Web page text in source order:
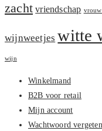
zacht vriendschap
wijnweetjes witte
wijn
Winkelmand
B2B voor retail
Mijn account
Wachtwoord vergeten